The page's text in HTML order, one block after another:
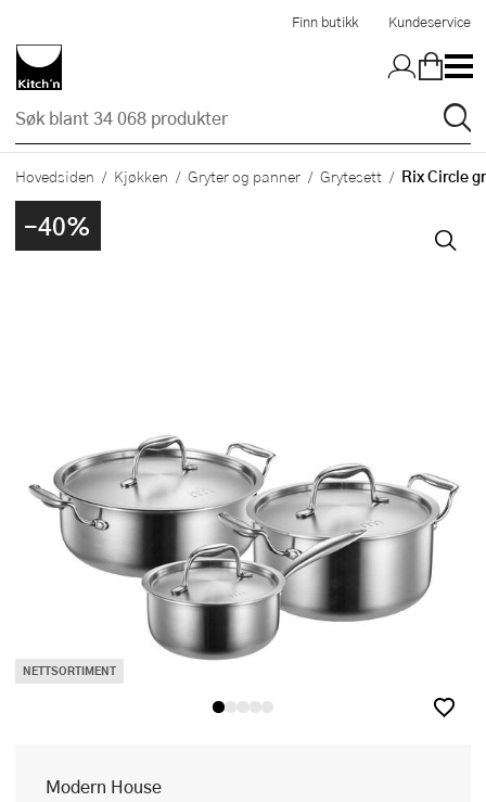
Finn butikk Kundeservice
Hovedsiden Kjøkken Gryter og panner Grytesett Rix Circle
-40%
NETTSORTIMENT
Modern House